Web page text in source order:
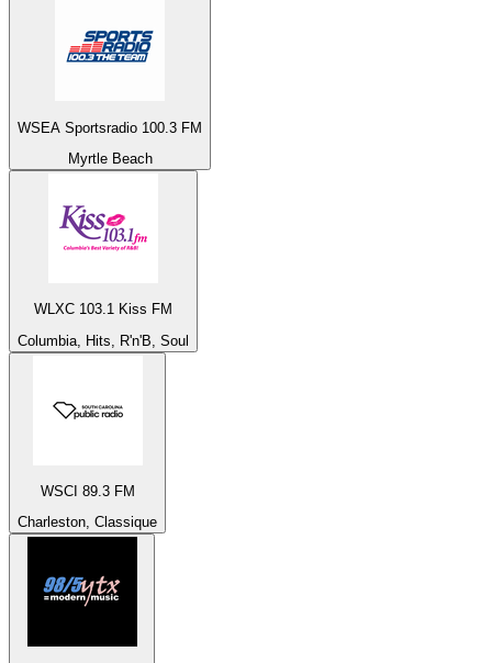
WSEA Sportsradio 100.3 FM
Myrtle Beach
WLXC 103.1 Kiss FM
Columbia, Hits, R'n'B, Soul
WSCI 89.3 FM
Charleston, Classique